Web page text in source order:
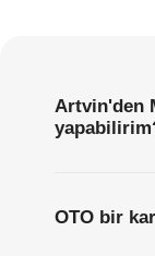
Artvin'den
OTO bir